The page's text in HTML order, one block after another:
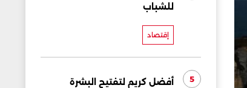
للشباب
إقتصاد
5 أفضل كريم لتفتيح البشرة